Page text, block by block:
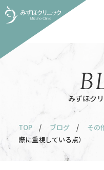
みずほク
TOP / ブログ / その
際に重視している点）